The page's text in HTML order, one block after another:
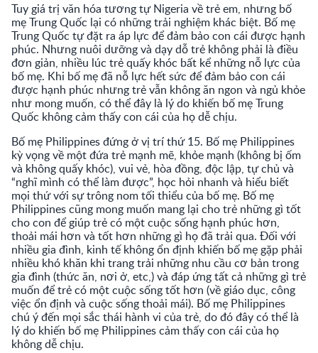
Tuy giá trị văn hóa tương tự Nigeria về trẻ em, nhưng bố
mẹ Trung Quốc lại có những trải nghiệm khác biệt. Bố mẹ
Trung Quốc tự đặt ra áp lực để đảm bảo con cái được hạnh
phúc. Nhưng nuôi dưỡng và dạy dỗ trẻ không phải là điều
đơn giản, nhiều lúc trẻ quấy khóc bất kể những nỗ lực của
bố mẹ. Khi bố mẹ đã nỗ lực hết sức để đảm bảo con cái
được hạnh phúc nhưng trẻ vẫn không ăn ngon và ngủ khỏe
như mong muốn, có thể đây là lý do khiến bố mẹ Trung
Quốc không cảm thấy con cái của họ dễ chịu.
Bố mẹ Philippines đứng ở vị trí thứ 15. Bố mẹ Philippines
kỳ vọng về một đứa trẻ mạnh mẽ, khỏe mạnh (không bị ốm
và không quấy khóc), vui vẻ, hòa đồng, độc lập, tự chủ và
“nghĩ mình có thể làm được”, học hỏi nhanh và hiểu biết
mọi thứ với sự trông nom tối thiểu của bố mẹ. Bố mẹ
Philippines cũng mong muốn mang lại cho trẻ những gì tốt
cho con để giúp trẻ có một cuộc sống hạnh phúc hơn,
thoải mái hơn và tốt hơn những gì họ đã trải qua. Đối với
nhiều gia đình, kinh tế không ổn định khiến bố mẹ gặp phải
nhiều khó khăn khi trang trải những nhu cầu cơ bản trong
gia đình (thức ăn, nơi ở, etc,) và đáp ứng tất cả những gì trẻ
muốn để trẻ có một cuộc sống tốt hơn (về giáo dục, công
việc ổn định và cuộc sống thoải mái). Bố mẹ Philippines
chú ý đến mọi sắc thái hành vi của trẻ, do đó đây có thể là
lý do khiến bố mẹ Philippines cảm thấy con cái của họ
không dễ chịu.